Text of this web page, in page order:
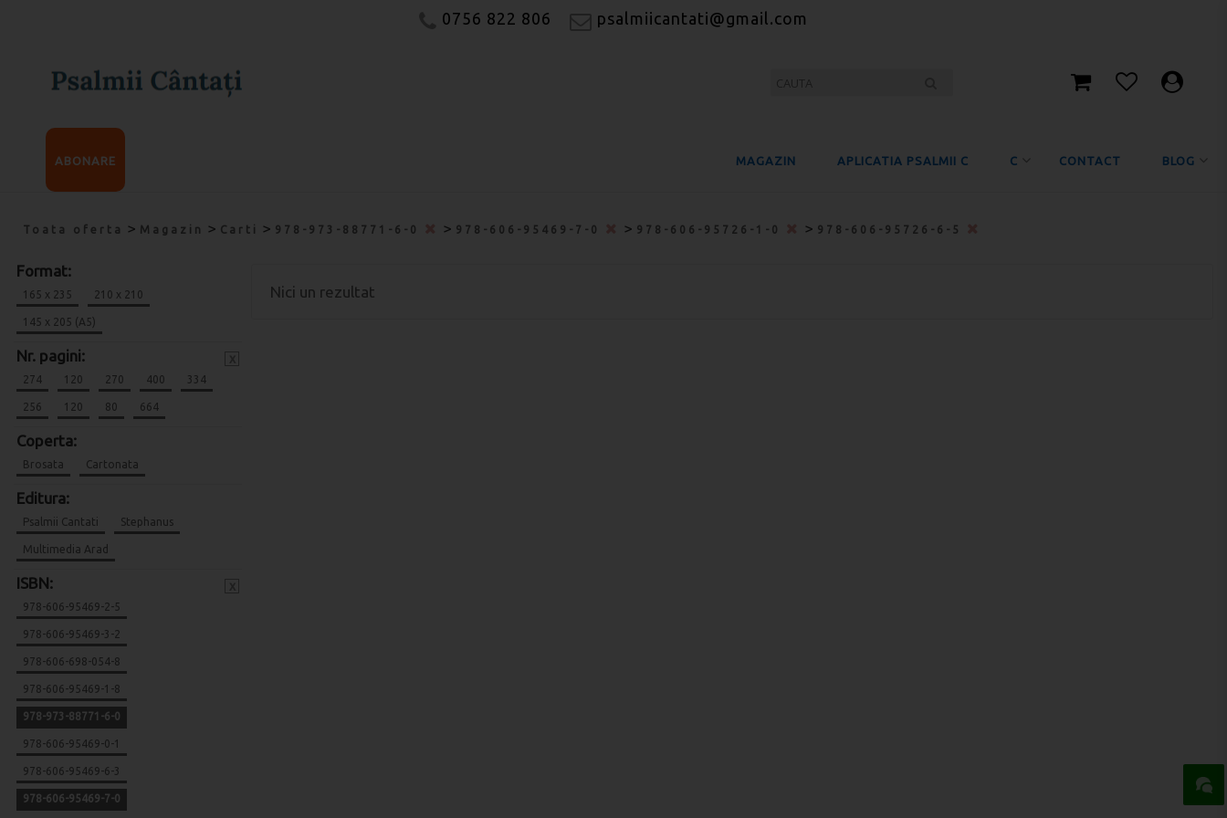
0756 822 806 psalmiicantati@gmail.com
MAGAZIN APLICATIA PSALMII C C CONTACT BLOG
ABONARE
Toata oferta > Magazin > Carti > 978-973-88771-6-0 > 978-606-95469-7-0 > 978-606-95726-1-0 > 978-606-95726-6-5
Format:
165 x 235 210 x 210
145 x 205 (A5)
Nr. pagini:
274 120 270 400 334
256 120 80 664
Coperta:
Brosata Cartonata
Editura:
Psalmii Cantati Stephanus
Multimedia Arad
ISBN:
978-606-95469-2-5
978-606-95469-3-2
978-606-698-054-8
978-606-95469-1-8
978-973-88771-6-0
978-606-95469-0-1
978-606-95469-6-3
978-606-95469-7-0
Nici un rezultat